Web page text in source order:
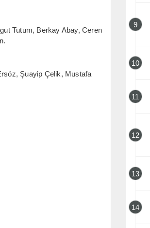
Tutum, Berkay Abay, Ceren
Şuayip Çelik, Mustafa
9
10
11
12
13
14